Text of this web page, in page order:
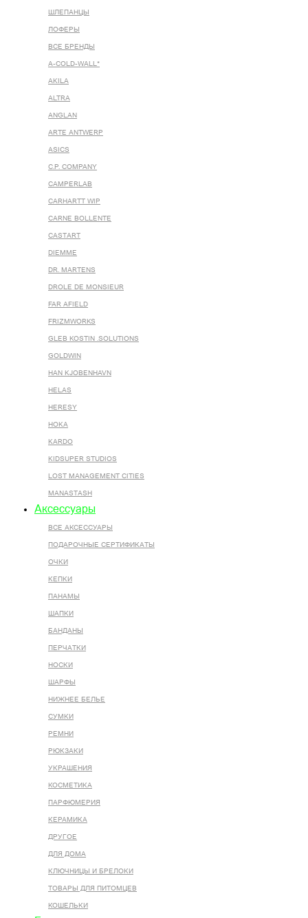
ШЛЕПАНЦЫ
ЛОФЕРЫ
ВСЕ БРЕНДЫ
A-COLD-WALL*
AKILA
ALTRA
ANGLAN
ARTE ANTWERP
ASICS
C.P. COMPANY
CAMPERLAB
CARHARTT WIP
CARNE BOLLENTE
CASTART
DIEMME
DR. MARTENS
DROLE DE MONSIEUR
FAR AFIELD
FRIZMWORKS
GLEB KOSTIN .SOLUTIONS
GOLDWIN
HAN KJOBENHAVN
HELAS
HERESY
HOKA
KARDO
KIDSUPER STUDIOS
LOST MANAGEMENT CITIES
MANASTASH
Аксессуары
ВСЕ AКСЕССУАРЫ
ПОДАРОЧНЫЕ СЕРТИФИКАТЫ
ОЧКИ
КЕПКИ
ПАНАМЫ
ШАПКИ
БАНДАНЫ
ПЕРЧАТКИ
НОСКИ
ШАРФЫ
НИЖНЕЕ БЕЛЬЕ
СУМКИ
РЕМНИ
РЮКЗАКИ
УКРАШЕНИЯ
КОСМЕТИКА
ПАРФЮМЕРИЯ
КЕРАМИКА
ДРУГОЕ
ДЛЯ ДОМА
КЛЮЧНИЦЫ И БРЕЛОКИ
ТОВАРЫ ДЛЯ ПИТОМЦЕВ
КОШЕЛЬКИ